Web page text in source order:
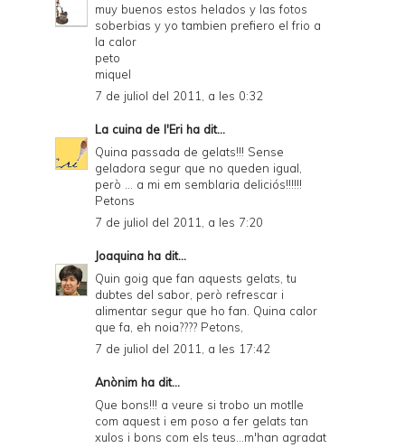
muy buenos estos helados y las fotos
soberbias y yo tambien prefiero el frio a
la calor
peto
miquel
7 de juliol del 2011, a les 0:32
La cuina de l'Eri ha dit...
Quina passada de gelats!!! Sense
geladora segur que no queden igual,
però ... a mi em semblaria deliciós!!!!!!
Petons
7 de juliol del 2011, a les 7:20
Joaquina ha dit...
Quin goig que fan aquests gelats, tu
dubtes del sabor, però refrescar i
alimentar segur que ho fan. Quina calor
que fa, eh noia???? Petons,
7 de juliol del 2011, a les 17:42
Anònim ha dit...
Que bons!!! a veure si trobo un motlle
com aquest i em poso a fer gelats tan
xulos i bons com els teus...m'han agradat